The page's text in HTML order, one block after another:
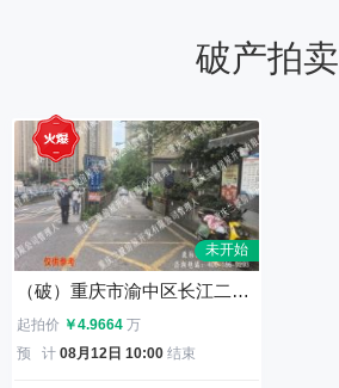
破产拍卖
（破）重庆市渝中区长江二路39号附18号4、5、6幢负2层 010号车位等共14个车位分零拍卖
起拍价 ￥4.9664 万
预 计 08月12日 10:00 结束
未开始